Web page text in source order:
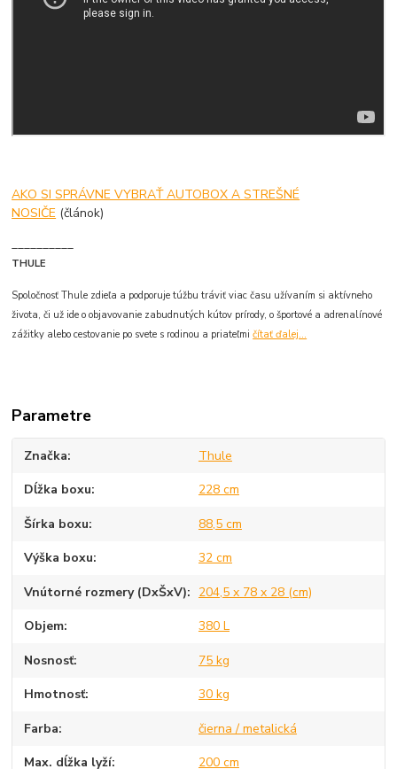
AKO SI SPRÁVNE VYBRAŤ AUTOBOX A STREŠNÉ
NOSIČE (článok)
__________
THULE
Spoločnosť Thule zdieľa a podporuje túžbu tráviť viac času užívaním si aktívneho
života, či už ide o objavovanie zabudnutých kútov prírody, o športové a adrenalínové
zážitky alebo cestovanie po svete s rodinou a priateľmičítať ďalej...
Parametre
Značka Thule
Dĺžka boxu 228 cm
Šírka boxu 88,5 cm
Výška boxu 32 cm
Vnútorné rozmery (DxŠxV) 204,5 x 78 x 28 (cm)
Objem 380 L
Nosnosť 75 kg
Hmotnosť 30 kg
Farba čierna / metalická
Max. dĺžka lyží 200 cm